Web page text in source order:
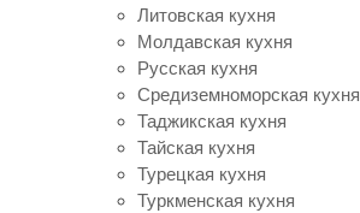
Литовская кухня
Молдавская кухня
Русская кухня
Средиземноморская кухня
Таджикская кухня
Тайская кухня
Турецкая кухня
Туркменская кухня